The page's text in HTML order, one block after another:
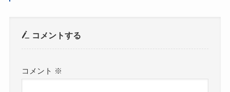
コメントする
コメント ※